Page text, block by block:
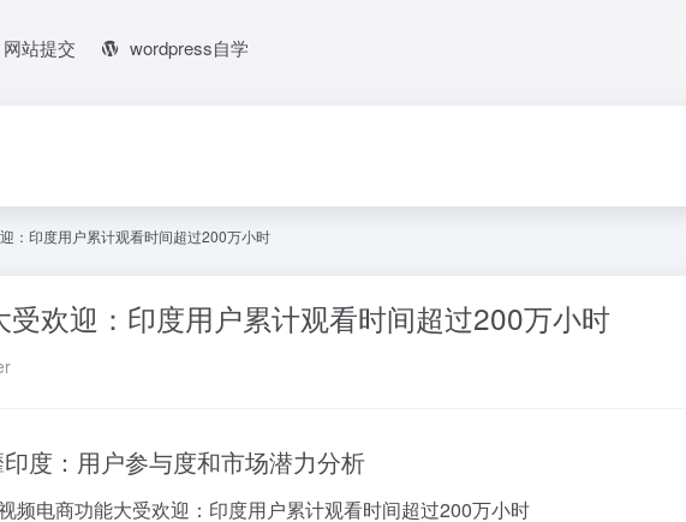
网站提交 wordpress自学
：印度用户累计观看时间超过200万小时
欢迎：印度用户累计观看时间超过200万小时
度：用户参与度和市场潜力分析